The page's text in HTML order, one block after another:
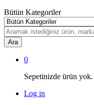
Bütün Kategoriler
Ara
0
Sepetinizde ürün yok.
Log in